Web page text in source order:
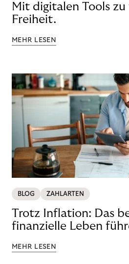
Mit digitalen Tools
Freiheit.
MEHR LESEN
BLOG ZAHLARTEN
Trotz Inflation: Das
finanzielle Leben
MEHR LESEN